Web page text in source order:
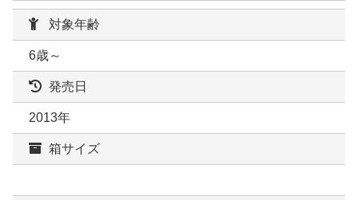
対象年齢
6歳～
発売日
2013年
箱サイズ